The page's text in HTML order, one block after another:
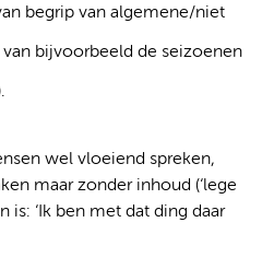
begrip van algemene/niet
bijvoorbeeld de seizoenen
wel vloeiend spreken,
maar zonder inhoud (‘lege
is: ‘Ik ben met dat ding daar